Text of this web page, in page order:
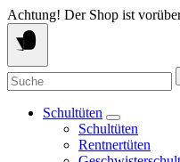
Springe
zum
Inhalt
Achtung! Der Shop ist
Suche
nach:
Schultüten
Schultüten
Rentnertüten